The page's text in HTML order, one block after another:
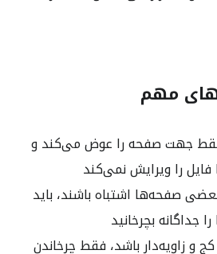
مهم
جهت صفحه را عوض می‌کند و
را ویرایش نمی‌کند
صفحه‌ها اشتباه باشند، باید
جداگانه بچرخانید
و زاویه‌دار باشد، فقط چرخاندن